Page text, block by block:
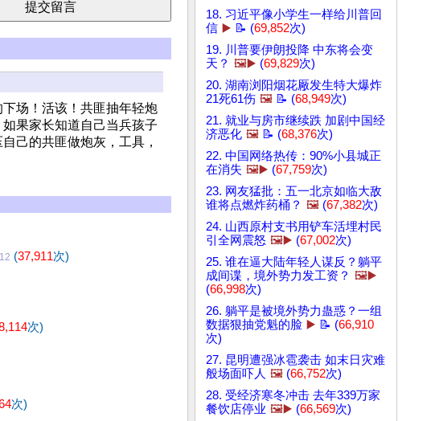
场！活该！共匪抽年轻炮
果家长知道自己当兵孩子
己的共匪做炮灰，工具，
(37,911次)
次)
次)
18. 习近平像小学生一样给川普回
信 ▶️ 📝 (69,852次)
19. 川普要伊朗投降 中东将会变
天？ 🖼️▶️ (69,829次)
20. 湖南浏阳烟花厰发生特大爆炸
21死61伤 🖼️ 📝 (68,949次)
21. 就业与房市继续跌 加剧中国经
济恶化 🖼️ 📝 (68,376次)
22. 中国网络热传：90%小县城正
在消失 🖼️▶️ (67,759次)
23. 网友猛批：五一北京如临大敌
谁将点燃炸药桶？ 🖼️ (67,382次)
24. 山西原村支书用铲车活埋村民
引全网震怒 🖼️▶️ (67,002次)
25. 谁在逼大陆年轻人谋反？躺平
成间谍，境外势力发工资？ 🖼️▶️
(66,998次)
26. 躺平是被境外势力蛊惑？一组
数据狠抽党魁的脸 ▶️ 📝 (66,910
次)
27. 昆明遭强冰雹袭击 如末日灾难
般场面吓人 🖼️ (66,752次)
28. 受经济寒冬冲击 去年339万家
餐饮店停业 🖼️▶️ (66,569次)